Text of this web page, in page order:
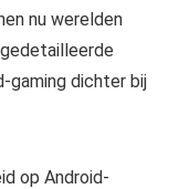
nu werelden
gaming dichter bij
op Android-